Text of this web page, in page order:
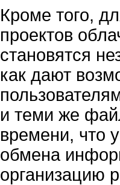
Кроме того,
проектов
становятся
как дают
и теми же
времени, что
обмена
организацию